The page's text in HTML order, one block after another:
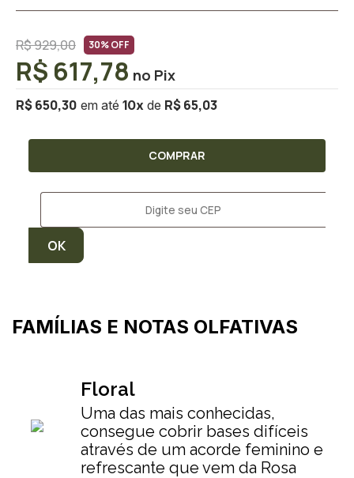
R$ 929,00 30% OFF
R$ 650,30 10x R$ 65,03
R$ 617,78
COMPRAR
FAMÍLIAS E NOTAS OLFATIVAS
Floral
Uma das mais conhecidas,
consegue cobrir bases difíceis
através de um acorde feminino e
refrescante que vem da Rosa